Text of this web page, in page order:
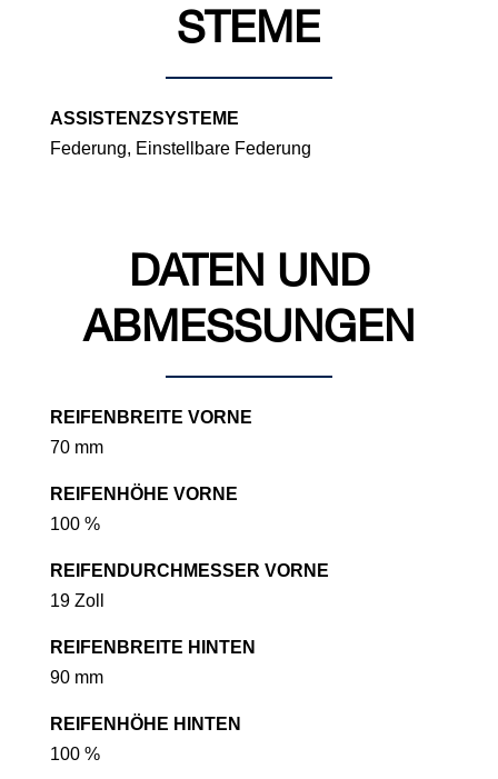
STEME
ASSISTENZSYSTEME
Federung, Einstellbare Federung
DATEN UND
ABMESSUNGEN
REIFENBREITE VORNE
70 mm
REIFENHÖHE VORNE
100 %
REIFENDURCHMESSER VORNE
19 Zoll
REIFENBREITE HINTEN
90 mm
REIFENHÖHE HINTEN
100 %